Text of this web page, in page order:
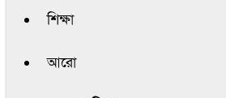
শিক্ষা
আরো